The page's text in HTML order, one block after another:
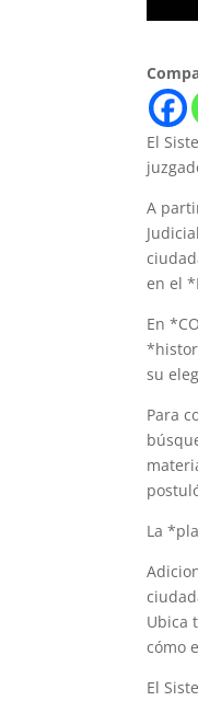
El
A
en el
En
su
Para
La
Ubica
cómo
El